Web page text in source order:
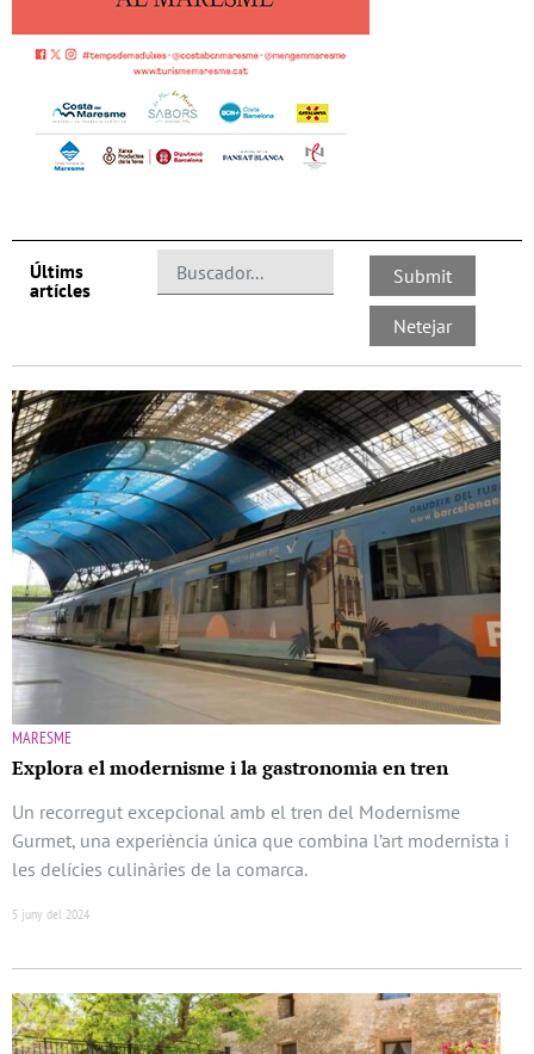
Últims
artícles
MARESME
Explora el modernisme i la gastronomia en tren
Un recorregut excepcional amb el tren del Modernisme
Gurmet, una experiència única que combina l’art modernista i
les delícies culinàries de la comarca.
5 juny del 2024